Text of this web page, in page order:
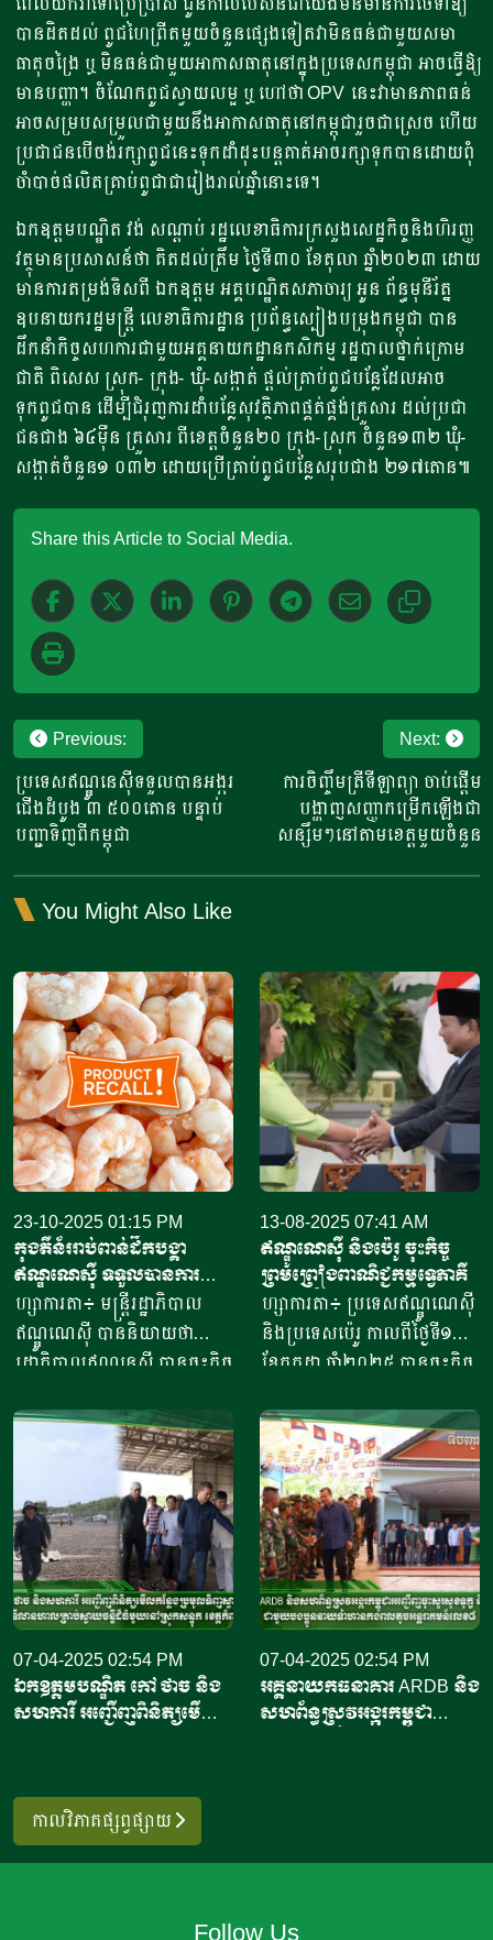
បានដិតដល់ ពូជហៃព្រីតមួយចំនួនផ្សេងទៀតវាមិនធន់ជាមួយសមា
ធាតុចង្រៃ ឬ មិនធន់ជាមួយអាកាសធាតុនៅក្នុងប្រទេសកម្ពុជា អាចធ្វើឱ្យ
មានបញ្ហា។ ចំណែកពូជស្វាយលម្អ ឬ ហៅថា OPV នេះវាមានភាពធន់
អាចសម្របសម្រួលជាមួយនឹងអាកាសធាតុនៅកម្ពុជារួចជាស្រេច ហើយ
ប្រជាជនបើចង់រក្សាពូជនេះទុកដំាដុះបន្តគាត់អាចរក្សាទុកបានដោយពុំ
ចាំបាច់ផលិតគ្រាប់ពូជាជារៀងរាល់ឆ្នំានោះទេ។
ឯកឧត្តមបណ្ឌិត វង់ សណ្តាប់ រដ្ឋលេខាធិការក្រសួងសេដ្ឋកិច្ចនិងហិរញ្ញ
វត្ថុមានប្រសាសន៍ថា គិតដល់ត្រឹម ថ្ងៃទី៣០ ខែតុលា ឆ្នំា២០២៣ ដោយ
មានការតម្រង់ទិសពី ឯកឧត្តម អគ្គបណ្ឌិតសភាចារ្យ អូន ព័ន្ធមុនីរ័ត្ន
ឧបនាយករដ្ឋមន្ត្រី លេខាធិការដ្ឋាន ប្រព័ន្ធស្បៀងបម្រុងកម្ពុជា បាន
ដឹកនាំកិច្ចសហការជាមួយអគ្គនាយកដ្ឋានកសិកម្ម រដ្ឋបាលថ្នាក់ក្រោម
ជាតិ ពិសេស ស្រុក- ក្រុង- ឃុំ-សង្កាត់ ផ្តល់គ្រាប់ពូជបន្លែដែលអាច
ទុកពូជបាន ដើម្បីជំរុញការដំាបន្លែសុវត្ថិភាពផ្គត់ផ្គង់គ្រួសារ ដល់ប្រជា
ជនជាង ៦៤ម៉ឺន គ្រួសារ ពីខេត្តចំនួន២០ ក្រុង-ស្រុក ចំនួន១៣២ ឃុំ-
សង្កាត់ចំនួន១ ០៣២ ដោយប្រើគ្រាប់ពូជបន្លែសរុបជាង ២១៧តោន៕
Share this Article to Social Media.
Post
navigation
Previous:
ប្រទេសឥណ្ឌូនេស៊ីទទួលបានអង្ករ
ជើងដំបូង ៣ ៥០០តោន បន្ទាប់
បញ្ជាទិញពីកម្ពុជា
Next:
ការចិញ្ចឹមត្រីទីឡាព្យា ចាប់ផ្តើម
បង្ហាញសញ្ញាកម្រើកឡើងជា
សន្សឹមៗនៅតាមខេត្តមួយចំនួន
You Might Also Like
23-10-2025 01:15 PM
កុងតឺន័ររាប់ពាន់ដឹកបង្គា​
ឥណ្ឌូណេស៊ី​ ទទួលបានការ
អនុញ្ញាតនាំ​ចូល​ទីផ្សារអាម៉េរិក
ហ្សាការតា៖ មន្ត្រីរដ្ឋាភិបាល
ឥណ្ឌូណេស៊ី បាននិយាយថា
រដ្ឋាភិបាលឥណ្ឌូនេស៊ី បានចុះកិច្ច
អាហារ និងឱសថសហរដ្ឋ
អាម៉េរិក ដើម្បីចាប់ផ្តើមដំណើរ
ការនាំចេញឡើងវិញ នូវ
ផលិតផលបង្គាឥណ្ឌូនេស៊ីទៅកាន់
សហរដ្ឋអាម៉េរិក។ ប្រធានទី
ភ្នាក់ងារគ្រប់គ្រង និងត្រួតពិនិត្យ
គុណភាពផលិតផលសមុទ្រ និង
នេសាទរបស់ប្រទេសឥណ្ឌូណេស៊ី
បានបញ្ជាក់ថា កិច្ចព្រមព្រៀង
នេះអនុញ្ញាតឱ្យកុងតឺន័ររាប់ពាន់
គ្រឿងដឹកបង្គារឥណ្ឌូណេស៊ី ដែល
ទោះបីជាបទប្បញ្ញត្តិនាំចូលថ្មីនឹង
ចូលជាធរមាននៅចុងខែតុលា
ឆ្នាំ២០២៥នេះ។ លោកស្រីបាន
អាហារ និងឱសថ របស់សហរដ្ឋ
13-08-2025 07:41 AM
ឥណ្ឌូណេស៊ី និងប៉េរូ ចុះកិច្ច
ព្រមព្រៀងពាណិជ្ជកម្មទ្វេភាគី
ហ្សាការតា៖ ប្រទេសឥណ្ឌូណេស៊ី
និងប្រទេសប៉េរូ កាលពីថ្ងៃទី១១
ខែកក្កដា ឆ្នាំ២០២៥ បានចុះកិច្ច
មេដឹកនាំប្រទេសទាំងពីរបានជួប
ប្រជុំគ្នានៅទីក្រុងហ្សាកាតា
បន្ទាប់ពីប្រធានាធិបតីអាមេរិក
លោក ដូណាល់ ត្រាំ (Donald
Trump) បានកំណត់អត្រា
ពន្ធ១៩ភាគរយលើការនាំចូលពី
ប្រទេសឥណ្ឌូណេស៊ី។ សារ
ព័ត៌មាន ហ្សាកាតា ប៉ុស្ត្តិ៍ របស់
ឥណ្ឌូណេស៊ី បានចេញផ្សាយថា
កិច្ចព្រមព្រៀងធ្វើឡើងក្នុងដំណើរ
ទស្សនកិច្ចរបស់ប្រធានាធិបតីប៉េរូ
ប្រធានាធិបតី ក្នុងរដ្ឋធានី
ឥណ្ឌូណេស៊ី​​ លោក ប្រាបូវូស
07-04-2025 02:54 PM
ឯកឧត្តមបណ្ឌិត កៅ ថាច និង
សហការី អញ្ជើញពិនិត្យមើល
កំពង់ធំ
07-04-2025 02:54 PM
អគ្គនាយកធនាគារ ARDB និង
សហព័ន្ធស្រូវអង្ករកម្ពុជា
កាលវិភាគផ្សព្វផ្សាយ
Follow Us